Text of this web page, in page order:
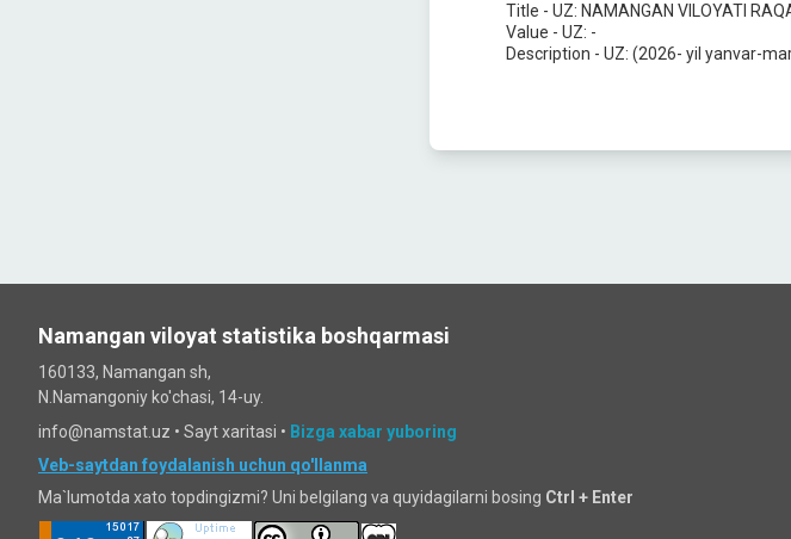
Title - UZ: NAMANGAN VILOYATI
Value - UZ: -
Description - UZ: (2026- yil yanvar-
Namangan viloyat statistika boshqarmasi
160133, Namangan sh,
N.Namangoniy ko'chasi, 14-uy.
info@namstat.uz • Sayt xaritasi • Bizga xabar yuboring
Veb-saytdan foydalanish uchun qo'llanma
Ma`lumotda xato topdingizmi? Uni belgilang va quyidagilarni bosing Ctrl + Enter